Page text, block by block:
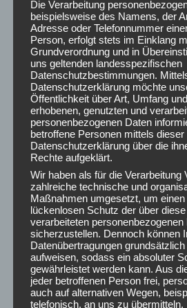
Alltagstransfer. Wir gehen mit dem
Rückenschule“ weg von starren
einem grundlegenden Verständnis
Hilfe zur Selbsthilfe.
Worauf warten Sie noch?
Aufwww.rückenstark-hannover.de
aktuellen Kurse und zu uns.
Wir freuen uns auf Sie!
Posted inAKTUELLES
Post
navigation
Rückenstark kann nicht nur
„Rücken“…
Die Verarbeitung
beispielsweise des Namens, der
Adresse oder Telefonnummer
Person, erfolgt stets im Einklang
Grundverordnung und in
uns geltenden landesspezifischen
Datenschutzbestimmungen.
Datenschutzerklärung möchte
Öffentlichkeit über Art, Umfang
erhobenen, genutzten und
personenbezogenen Daten
betroffene Personen mittels dieser
Datenschutzerklärung über die
Rechte aufgeklärt.
Wir haben als für die Verarbeitung
zahlreiche technische und
Maßnahmen umgesetzt, um
lückenlosen Schutz der über
verarbeiteten personenbezogenen
sicherzustellen. Dennoch können
Datenübertragungen
aufweisen, sodass ein absoluter
gewährleistet werden kann. Aus
jeder betroffenen Person frei,
auch auf alternativen Wegen,
telefonisch, an uns zu übermitteln.